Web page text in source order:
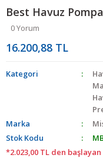
Best Havuz
0 Yorum
16.200,88 TL
Kategori
Marka
Stok Kodu
*2.023,00 TL den